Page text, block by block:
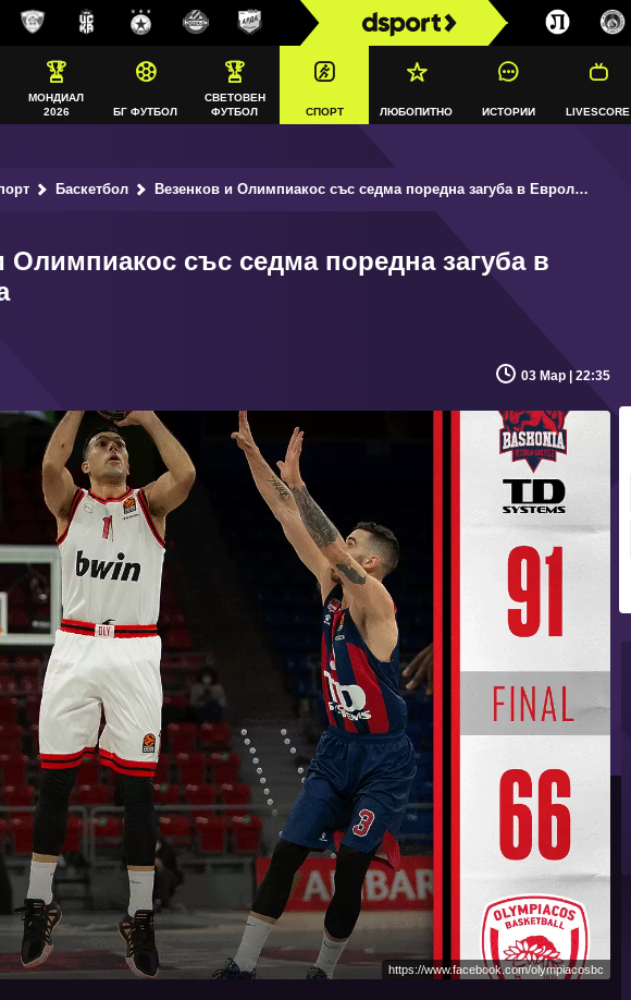
МОНДИАЛ
2026
БГ ФУТБОЛ
СВЕТОВЕН
ФУТБОЛ
СПОРТ ЛЮБОПИТНО ИСТОРИИ LIVESCORE
Баскетбол Везенков и Олимпиакос със седма поредна загуба в Евролигата
Олимпиакос със седма поредна загуба в
03 Мар | 22:35
https://www.facebook.com/olympiacosbc